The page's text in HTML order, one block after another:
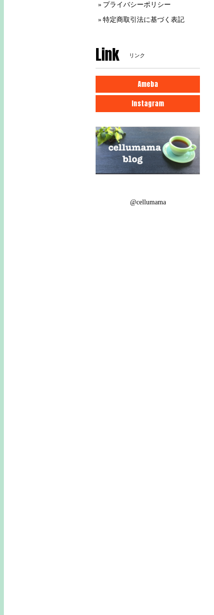
プライバシーポリシー
特定商取引法に基づく表記
Link リンク
Ameba
Instagram
@cellumama